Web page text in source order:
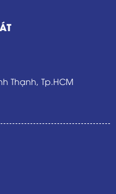
Thạnh, Tp.HCM